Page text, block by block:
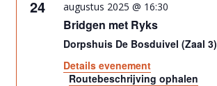
24
Bridgen met Ryks
augustus 2025 @ 16:30
Dorpshuis De Bosduivel (Zaal 3)
Details evenement
Routebeschrijving ophalen